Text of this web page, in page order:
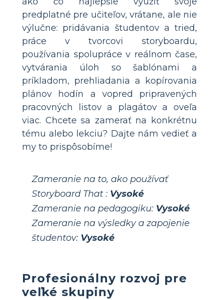
predplatné pre učiteľov, vrátane, ale nie
výlučne: pridávania študentov a tried,
práce v tvorcovi storyboardu,
používania spolupráce v reálnom čase,
vytvárania úloh so šablónami a
príkladom, prehliadania a kopírovania
plánov hodín a vopred pripravených
pracovných listov a plagátov a oveľa
viac. Chcete sa zamerať na konkrétnu
tému alebo lekciu? Dajte nám vedieť a
my to prispôsobíme!
Zameranie na to, ako používať
Storyboard That : Vysoké
Zameranie na pedagogiku: Vysoké
Zameranie na výsledky a zapojenie
študentov: Vysoké
Profesionálny rozvoj pre
veľké skupiny